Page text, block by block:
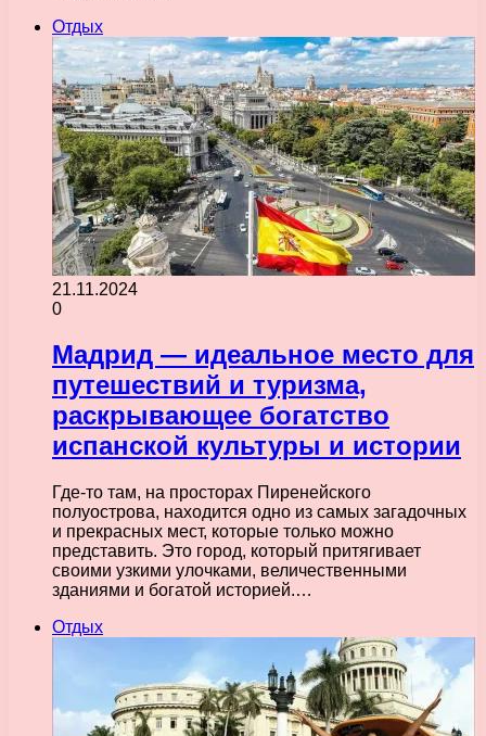
Отдых
21.11.2024
0
Мадрид — идеальное место для
путешествий и туризма,
раскрывающее богатство
испанской культуры и истории
Где-то там, на просторах Пиренейского
полуострова, находится одно из самых загадочных
и прекрасных мест, которые только можно
представить. Это город, который притягивает
своими узкими улочками, величественными
зданиями и богатой историей.…
Отдых